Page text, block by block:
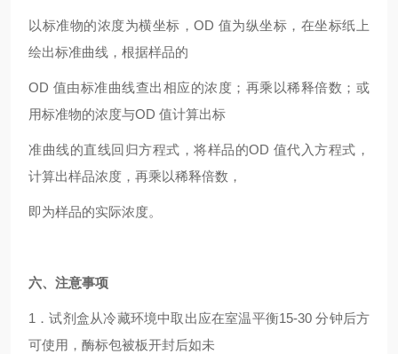
以标准物的浓度为横坐标，OD 值为纵坐标，在坐标纸上
绘出标准曲线，根据样品的
OD 值由标准曲线查出相应的浓度；再乘以稀释倍数；或
用标准物的浓度与OD 值计算出标
准曲线的直线回归方程式，将样品的OD 值代入方程式，
计算出样品浓度，再乘以稀释倍数，
即为样品的实际浓度。
六、注意事项
1 ．试剂盒从冷藏环境中取出应在室温平衡15-30 分钟后方
可使用，酶标包被板开封后如未